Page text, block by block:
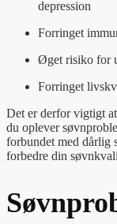
depression
Forringet
Øget risiko for
Forringet
Det er derfor vigtigt
du oplever
forbundet med dårlig
forbedre din